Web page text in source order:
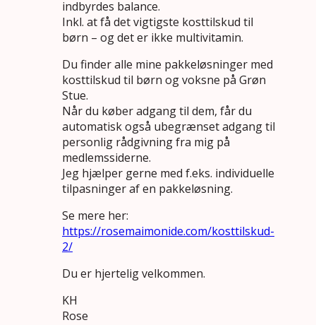
indbyrdes balance.
Inkl. at få det vigtigste kosttilskud til
børn – og det er ikke multivitamin.
Du finder alle mine pakkeløsninger med
kosttilskud til børn og voksne på Grøn
Stue.
Når du køber adgang til dem, får du
automatisk også ubegrænset adgang til
personlig rådgivning fra mig på
medlemssiderne.
Jeg hjælper gerne med f.eks. individuelle
tilpasninger af en pakkeløsning.
Se mere her:
https://rosemaimonide.com/kosttilskud-
2/
Du er hjertelig velkommen.
KH
Rose